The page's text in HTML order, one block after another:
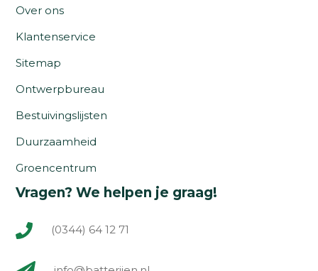
Over ons
Klantenservice
Sitemap
Ontwerpbureau
Bestuivingslijsten
Duurzaamheid
Groencentrum
Vragen? We helpen je graag!
(0344) 64 12 71